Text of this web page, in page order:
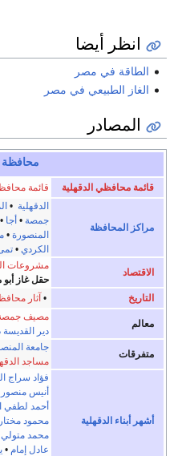
أيضا
في مصر
في مصر
محافظة الدقهلية
الدقهلية قائمة محافظي الدقهلية•
المنزلة• الجمالية
بلقاس•
المنصورة
منية النصر•بني
تمى الأمديد•
مشروعات الصندوق
حقل غاز أبو ماضي
آثار محافظة الدقهلية •
بحيرة المنزلة
دير القديسة دميانة
•أندية
•كنائس
الدقهلية
•عبد
أم كلثوم •
أحمد لطفي السيد•رفعت
محمود مختار
رياض
محمد متولي الشعراوي •جاد
يونس شلبي•